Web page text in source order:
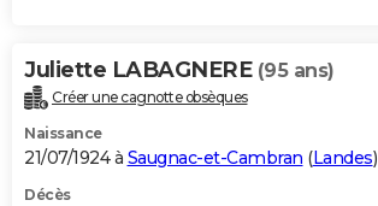
Juliette LABAGNERE (95 ans)
Créer une cagnotte obsèques
Naissance
21/07/1924 à Saugnac-et-Cambran (Landes)
Décès